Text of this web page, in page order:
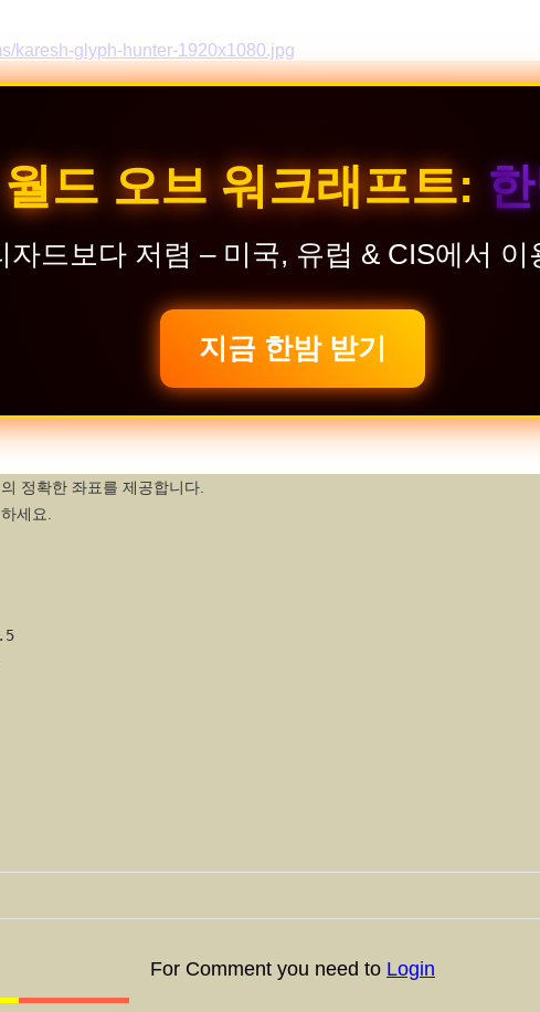
드 오브 워크래프트:
자드보다 저렴 – 미국, 유럽 & CIS에서 이
지금 한밤 받기
정확한 좌표를 제공합니다.
세요.
For Comment you need to Login